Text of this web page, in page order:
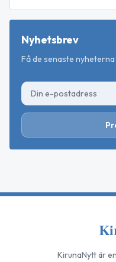
Nyhetsbrev
Få de senaste
KirunaNyttär